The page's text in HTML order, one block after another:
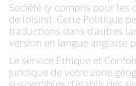
Société (y compris pour les
de loisirs). Cette Politique
traductions dans d'autres
version en langue anglaise
Le service Éthique et
juridique de votre zone
susceptibles d’établir des